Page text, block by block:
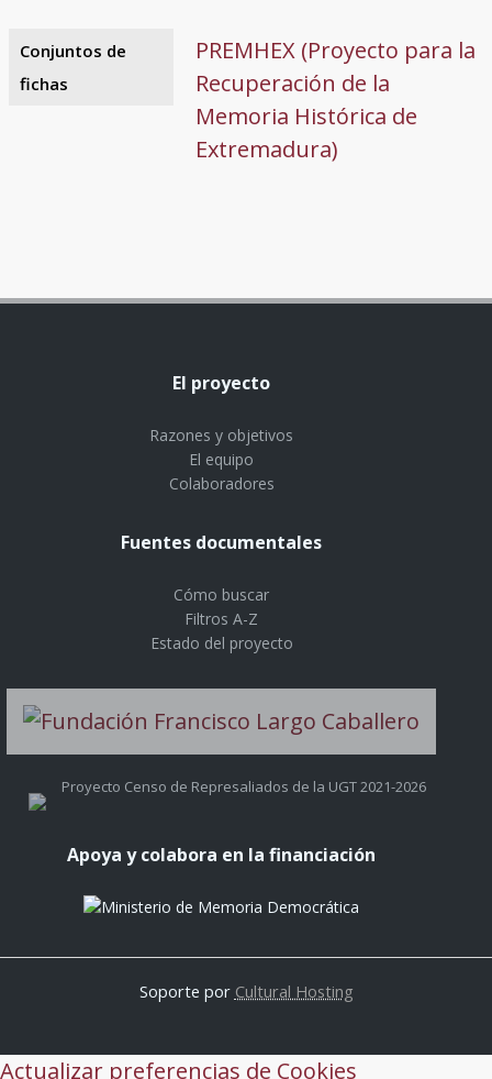
Conjuntos de
fichas
PREMHEX (Proyecto para la
Recuperación de la
Memoria Histórica de
Extremadura)
El proyecto
Razones y objetivos
El equipo
Colaboradores
Fuentes documentales
Cómo buscar
Filtros A-Z
Estado del proyecto
Proyecto Censo de Represaliados de la UGT 2021-2026
Apoya y colabora en la financiación
Soporte por Cultural Hosting
Actualizar preferencias de Cookies